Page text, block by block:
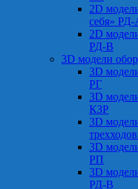
2D
себя» РД-
2D
РД-В
3D модели
3D
РГ
3D
КЗР
3D
3D
РП
3D
РД-В